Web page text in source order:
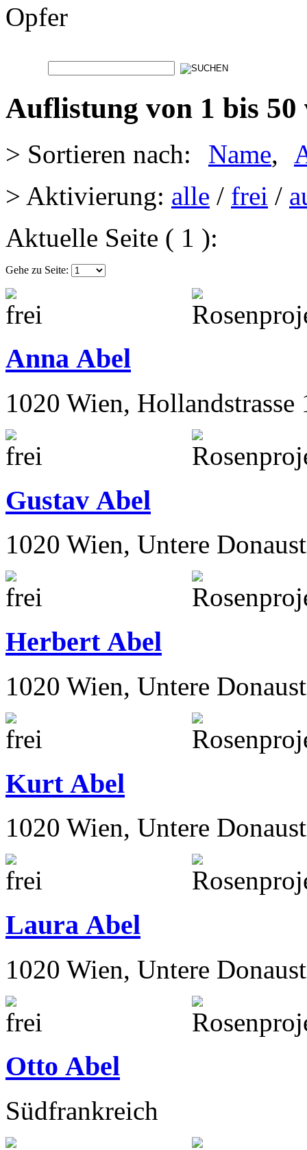
Auflistung von 1 bis 50
> Sortieren nach: Name,
> Aktivierung: alle / frei /
Aktuelle Seite ( 1 ):
Gehe zu Seite:
Anna Abel
1020 Wien, Hollandstrasse
Gustav Abel
1020 Wien, Untere
Herbert Abel
1020 Wien, Untere
Kurt Abel
1020 Wien, Untere
Laura Abel
1020 Wien, Untere
Otto Abel
Südfrankreich